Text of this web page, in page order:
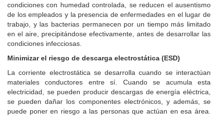
condiciones con humedad controlada, se reducen el ausentismo
de los empleados y la presencia de enfermedades en el lugar de
trabajo, y las bacterias permanecen por un tiempo más limitado
en el aire, precipitándose efectivamente, antes de desarrollar las
condiciones infecciosas.
Minimizar el riesgo de descarga electrostática (ESD)
La corriente electrostática se desarrolla cuando se interactúan
materiales conductores entre sí. Cuando se acumula esta
electricidad, se pueden producir descargas de energía eléctrica,
se pueden dañar los componentes electrónicos, y además, se
puede poner en riesgo a las personas que actúan en esa área.